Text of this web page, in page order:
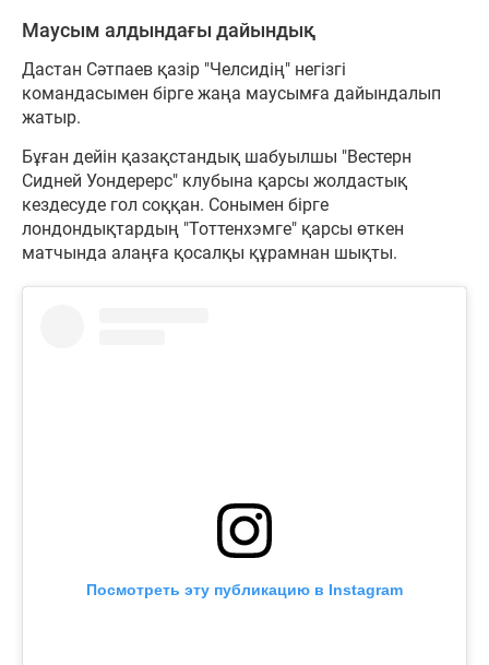
Маусым алдындағы дайындық
Дастан Сәтпаев қазір "Челсидің" негізгі
командасымен бірге жаңа маусымға дайындалып
жатыр.
Бұған дейін қазақстандық шабуылшы "Вестерн
Сидней Уондерерс" клубына қарсы жолдастық
кездесуде гол соққан. Сонымен бірге
лондондықтардың "Тоттенхэмге" қарсы өткен
матчында алаңға қосалқы құрамнан шықты.
Посмотреть эту публикацию в Instagram